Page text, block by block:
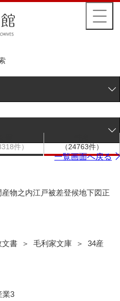
件）
（24763件）
一覧画面へ戻る
産物之内江戸被差登候地下図正
文書 ＞ 毛利家文庫 ＞ 34産
業3